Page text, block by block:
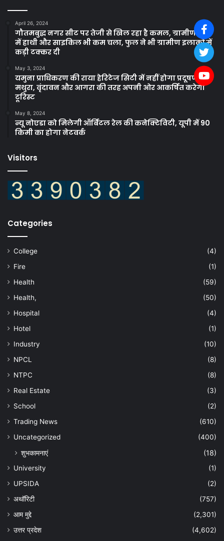
April 26, 2024
गौतमबुद्ध नगर सीट पर तेजी से खिल रहा है कमल, ग्रामीण क्षेत्रों
में हाथी और साइकिल भी कम चला, फुल ने भी ग्रामीण इलाकों में
कड़ी टक्कर दी
May 3, 2024
यमुना प्राधिकरण की राया हेरिटेज सिटी में नहीं होगा प्रदूषण,
मथुरा, वृंदावन और आगरा की तरह अपनी ओर आकर्षित करेगा
टूरिस्ट
May 8, 2024
न्यू नोएडा को मिलेगी ऑर्बिटल रेल की कनेक्टिविटी, यूपी में 90
किमी का होगा नेटवर्क
Visitors
Categories
College
(4)
Fire
(1)
Health
(59)
Health,
(50)
Hospital
(4)
Hotel
(1)
Industry
(10)
NPCL
(8)
NTPC
(8)
Real Estate
(3)
School
(2)
Trading News
(610)
Uncategorized
(400)
शुभकामनाएं (18)
University
(1)
UPSIDA
(2)
अथॉरिटी
(757)
आम मुद्दे
(2,301)
उत्तर प्रदेश
(4,602)